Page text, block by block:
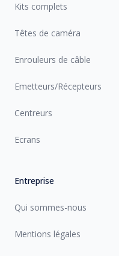
Kits complets
Têtes de caméra
Enrouleurs de câble
Emetteurs/Récepteurs
Centreurs
Ecrans
Entreprise
Qui sommes-nous
Mentions légales